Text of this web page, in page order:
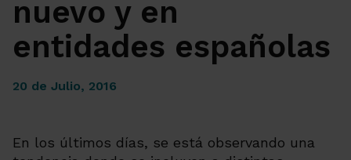
nuevo y en
entidades españolas
20 de Julio, 2016
En los últimos días, se está observando una